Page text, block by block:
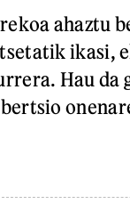
ahaztu
ikasi,
Hau da